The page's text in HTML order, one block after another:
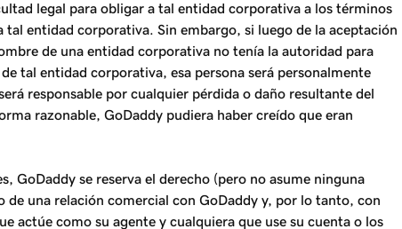
legal para obligar a tal entidad corporativa a los términos
tal entidad corporativa. Sin embargo, si luego de la aceptación
de una entidad corporativa no tenía la autoridad para
tal entidad corporativa, esa persona será personalmente
responsable por cualquier pérdida o daño resultante del
razonable, GoDaddy pudiera haber creído que eran
GoDaddy se reserva el derecho (pero no asume ninguna
una relación comercial con GoDaddy y, por lo tanto, con
actúe como su agente y cualquiera que use su cuenta o los